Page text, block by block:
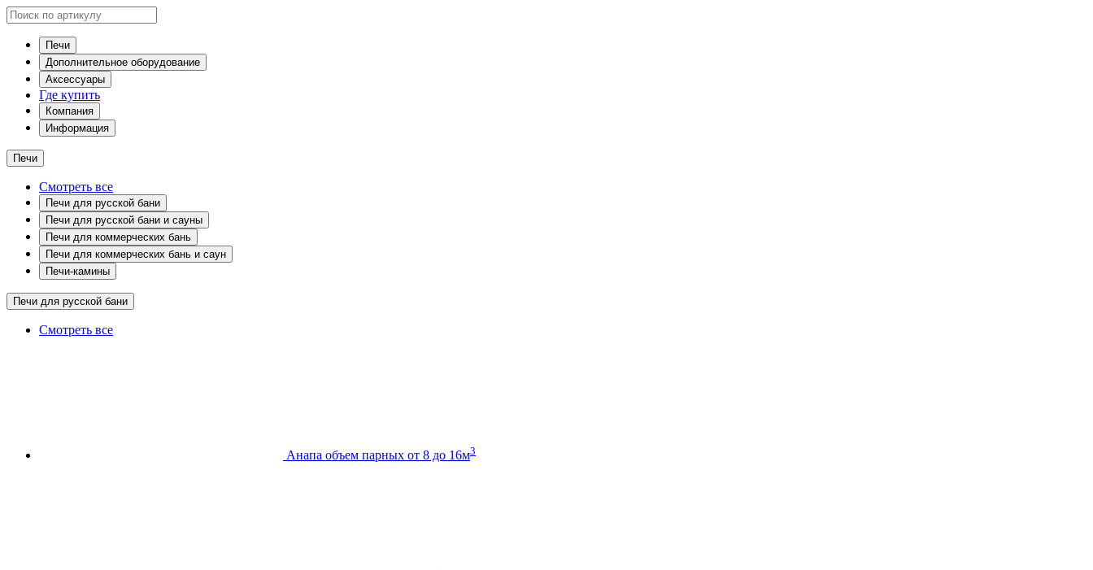
Печи
Дополнительное оборудование
Аксессуары
Где купить
Компания
Информация
Печи
Смотреть все
Печи для русской бани
Печи для русской бани и сауны
Печи для коммерческих бань
Печи для коммерческих бань и саун
Печи-камины
Печи для русской бани
Смотреть все
Анапа объем парных от 8 до 16м3